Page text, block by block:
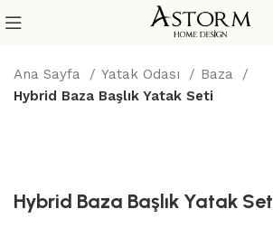
Ana Sayfa Yatak Odası
Baza
Hybrid Baza Başlık Yatak Seti
Hybrid Baza Başlık Yatak